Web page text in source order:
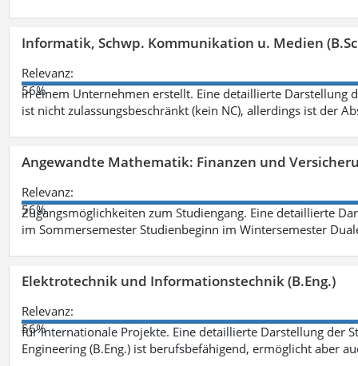
Informatik, Schwp. Kommunikation u. Medien
Relevanz:
56%
in einem Unternehmen erstellt. Eine detaillierte Darstellung
ist nicht zulassungsbeschränkt (kein NC), allerdings ist der
Angewandte Mathematik: Finanzen und
Relevanz:
56%
Zugangsmöglichkeiten zum Studiengang. Eine detaillierte
im Sommersemester Studienbeginn im Wintersemester
Elektrotechnik und Informationstechnik (B.Eng.)
Relevanz:
56%
für internationale Projekte. Eine detaillierte Darstellung der
Engineering (B.Eng.) ist berufsbefähigend, ermöglicht aber